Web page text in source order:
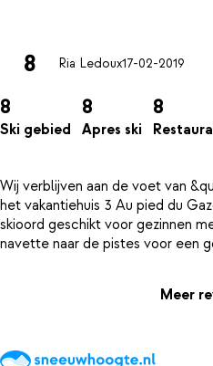
8 Ria Ledoux17-02-2019
8
Ski gebied
8
Apres ski
8
Wij verblijven aan de voet van
het vakantiehuis 3 Au pied du
skioord geschikt voor gezinnen
Meer